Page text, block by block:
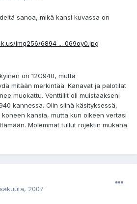
sanoa, mikä kansi kuvassa on
img256/6894 ... 069oy0.jpg
on 12G940, mutta
mitään merkintää. Kanavat ja palotilat
muokattu. Venttiilit oli muistaakseni
kannessa. Olin siinä käsityksessä,
koneen kansia, mutta kun oikeen vertasi
Molemmat tullut rojektin mukana
2007